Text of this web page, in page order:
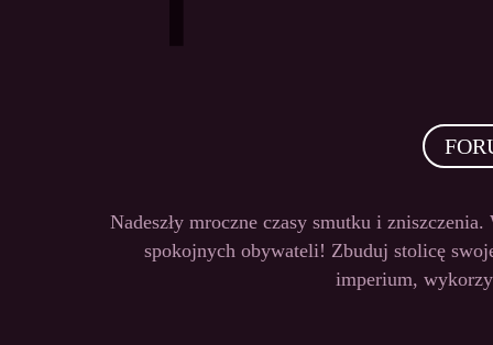
Nadeszły mroczne czasy smutku i
spokojnych obywateli! Zbuduj stolicę
imperium,